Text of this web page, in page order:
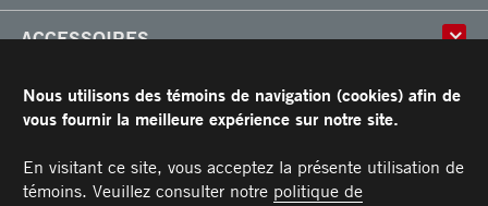
Carrières
X-Treme
Boîtes réfrigérées
Arctik
Réparation et installation
Pièces
ACCESSOIRES
Toits
Planchers
Barres d'attaches
RESSOURCES
Garantie limitée de Transit
Manuel du propriétaire et Procédures d’entretien recommandées
Nous utilisons des témoins de navigation (cookies) afin de
vous fournir la meilleure expérience sur notre site.
En visitant ce site, vous acceptez la présente utilisation de
témoins. Veuillez consulter notre politique de